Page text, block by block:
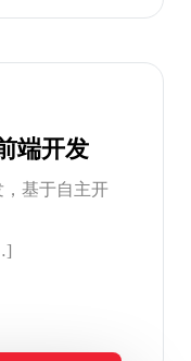
端开发
基于自主开